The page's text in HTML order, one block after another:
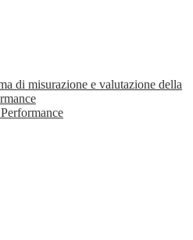
di misurazione e valutazione della